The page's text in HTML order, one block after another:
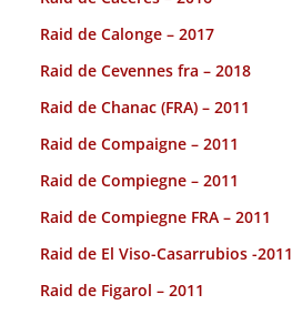
Raid de Calonge – 2017
Raid de Cevennes fra – 2018
Raid de Chanac (FRA) – 2011
Raid de Compaigne – 2011
Raid de Compiegne – 2011
Raid de Compiegne FRA – 2011
Raid de El Viso-Casarrubios -2011
Raid de Figarol – 2011